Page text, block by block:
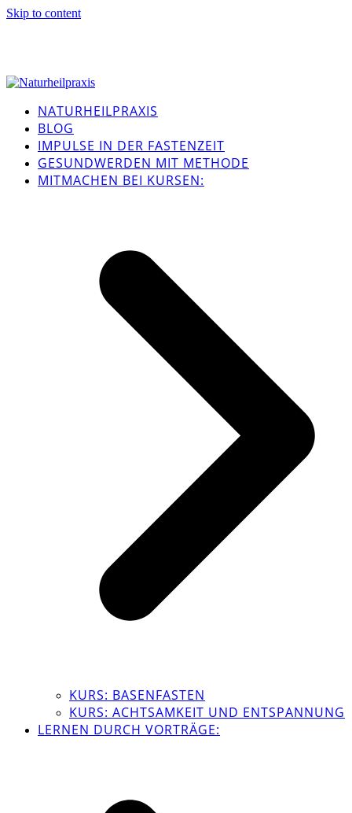
Skip to content
NATURHEILPRAXIS
BLOG
IMPULSE IN DER FASTENZEIT
GESUNDWERDEN MIT METHODE
MITMACHEN BEI KURSEN:
KURS: BASENFASTEN
KURS: ACHTSAMKEIT UND ENTSPANNUNG
LERNEN DURCH VORTRÄGE: